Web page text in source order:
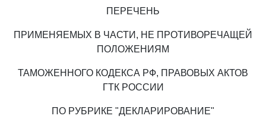
ПЕРЕЧЕНЬ
ПРИМЕНЯЕМЫХ В ЧАСТИ, НЕ ПРОТИВОРЕЧАЩЕЙ
ПОЛОЖЕНИЯМ
ТАМОЖЕННОГО КОДЕКСА РФ, ПРАВОВЫХ АКТОВ
ГТК РОССИИ
ПО РУБРИКЕ "ДЕКЛАРИРОВАНИЕ"